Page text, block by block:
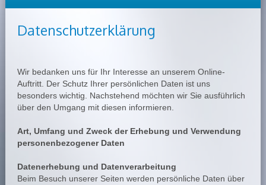
Datenschutzerklärung
Wir bedanken uns für Ihr Interesse an unserem Online-
Auftritt. Der Schutz Ihrer persönlichen Daten ist uns
besonders wichtig. Nachstehend möchten wir Sie ausführlich
über den Umgang mit diesen informieren.
Art, Umfang und Zweck der Erhebung und Verwendung
personenbezogener Daten
Datenerhebung und Datenverarbeitung
Beim Besuch unserer Seiten werden persönliche Daten über